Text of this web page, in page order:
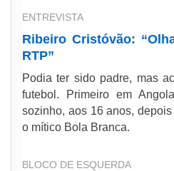
ENTREVISTA
Ribeiro Cristóvão:
RTP”
Podia ter sido padre, mas
futebol. Primeiro em
sozinho, aos 16 anos,
o mítico Bola Branca.
BLOCO DE ESQUERDA